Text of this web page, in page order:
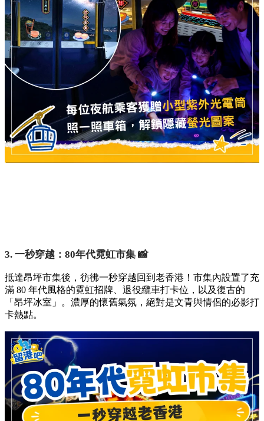
3. 一秒穿越：80年代霓虹市集 📸
抵達昂坪市集後，彷彿一秒穿越回到老香港！市集內設置了充
滿 80 年代風格的霓虹招牌、退役纜車打卡位，以及復古的
「昂坪冰室」。濃厚的懷舊氣氛，絕對是文青與情侶的必影打
卡熱點。